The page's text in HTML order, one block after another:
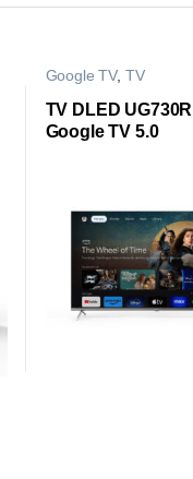
Google TV, TV
TV DLED
Google TV 5.0